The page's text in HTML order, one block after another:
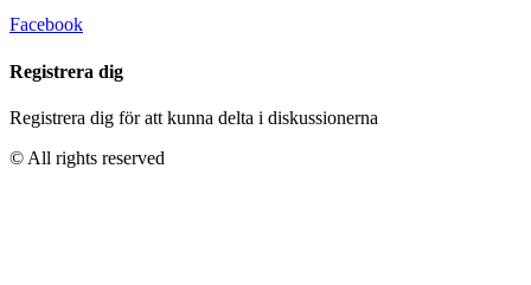
Facebook
Registrera dig
Registrera dig för att kunna delta i diskussionerna
© All rights reserved